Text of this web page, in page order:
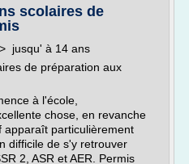
scolaires de
jusqu' à 14 ans
de préparation aux
à l'école,
chose, en revanche
apparaît particulièrement
difficile de s'y retrouver
2, ASR et AER. Permis